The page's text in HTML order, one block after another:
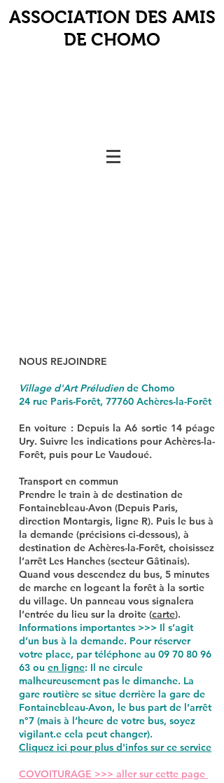
ASSOCIATION DES AMIS
DE CHOMO
NOUS REJOINDRE
Village d'Art Préludiende Chomo
24 rue Paris-Forêt, 77760 Achères-la-Forêt
En voiture : Depuis la A6 sortie 14 péage
Ury. Suivre les indications pour Achères-la-
Forêt, puis pour Le Vaudoué.
Transport en commun
Prendre le train à de destination de
Fontainebleau-Avon (Depuis Paris,
direction Montargis, ligne R). Puis le bus à
la demande (précisions ci-dessous), à
destination de Achères-la-Forêt, choisissez
l’arrêt Les Hanches (secteur Gâtinais).
Quand vous descendez du bus, 5 minutes
de marche en logeant la forêt à la sortie
du village. Un panneau vous signalera
l’entrée du lieu sur la droite (carte).
Informations importantes >>> Il s’agit
d’un bus à la demande. Pour réserver
votre place, par téléphone au 09 70 80 96
63 ou en ligne: Il ne circule
malheureusement pas le dimanche. La
gare routière se situe derrière la gare de
Fontainebleau-Avon, le bus part de l’arrêt
n°7 (mais à l’heure de votre bus, soyez
vigilant.e cela peut changer).
Cliquez ici pour plus d'infos sur ce service
COVOITURAGE >>> aller sur cette page